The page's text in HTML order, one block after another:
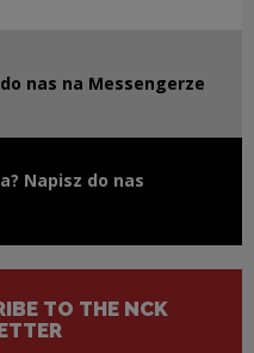
nas na Messengerze
in a new window
Napisz do nas
TO THE NCK